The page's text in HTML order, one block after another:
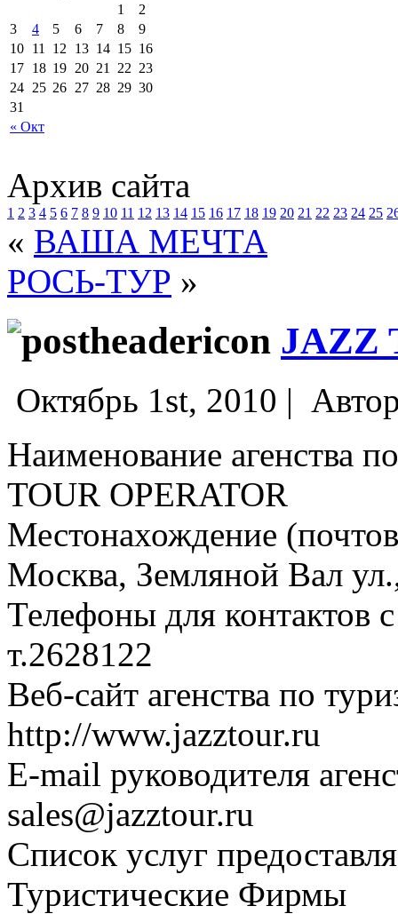
« Окт
1
2
3
4 5 6 7 8
9
10 11 12 13 14 15 16
17 18 19 20 21 22 23
24 25 26 27 28 29 30
31
Архив сайта
1 2 3 4 5 6 7 8 9 10 11 12 13 14 15 16 17 18 19 20 21 22 23 24 25
« ВАША МЕЧТА
РОСЬ-ТУР »
JAZZ
Октябрь 1st, 2010 |
Наименование агенства
TOUR OPERATOR
Местонахождение
Москва, Земляной Вал
Телефоны для контактов
т.2628122
Веб-сайт агенства по
http://www.jazztour.ru
E-mail руководителя
sales@jazztour.ru
Список услуг
Туристические Фирмы